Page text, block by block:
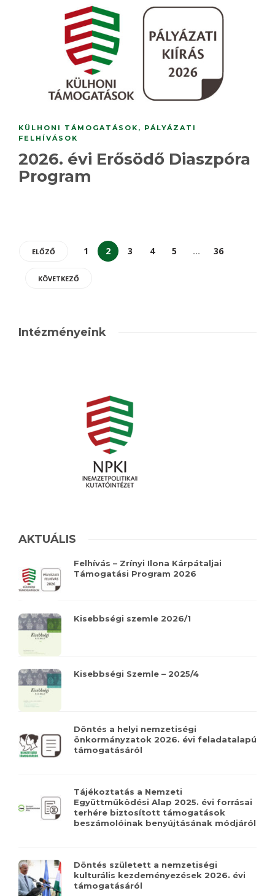
KÜLHONI TÁMOGATÁSOK , PÁLYÁZATI
FELHÍVÁSOK
2026. évi Erősödő Diaszpóra
Program
ELŐZŐ 1 2 3 4 5 … 36
KÖVETKEZŐ
Intézményeink
AKTUÁLIS
Felhívás – Zrínyi Ilona Kárpátaljai
Támogatási Program 2026
Kisebbségi szemle 2026/1
Kisebbségi Szemle – 2025/4
Döntés a helyi nemzetiségi
önkormányzatok 2026. évi feladatalapú
támogatásáról
Tájékoztatás a Nemzeti
Együttműködési Alap 2025. évi forrásai
terhére biztosított támogatások
beszámolóinak benyújtásának módjáról
Döntés született a nemzetiségi
kulturális kezdeményezések 2026. évi
támogatásáról